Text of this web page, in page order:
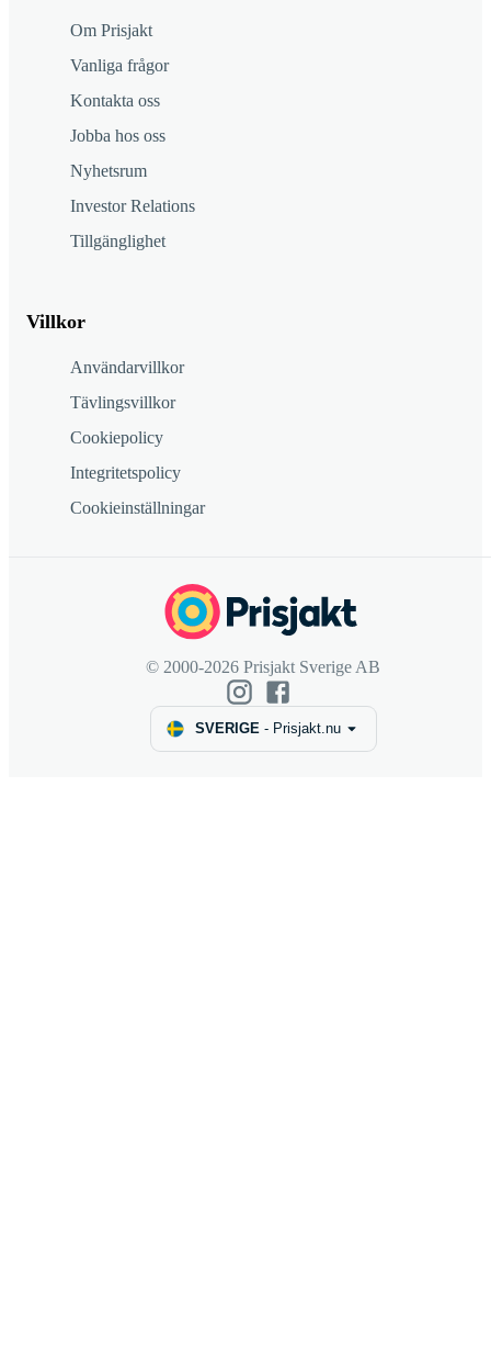
Om Prisjakt
Vanliga frågor
Kontakta oss
Jobba hos oss
Nyhetsrum
Investor Relations
Tillgänglighet
Villkor
Användarvillkor
Tävlingsvillkor
Cookiepolicy
Integritetspolicy
Cookieinställningar
© 2000-2026 Prisjakt Sverige AB
SVERIGE- Prisjakt.nu